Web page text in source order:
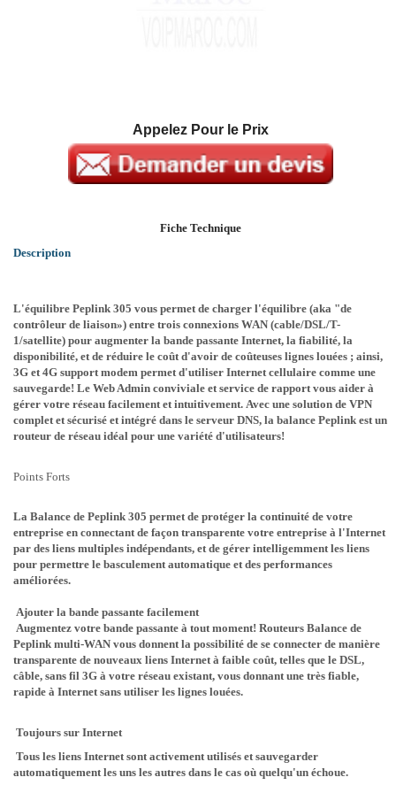
Appelez Pour le Prix
Fiche Technique
Description
L'équilibre Peplink 305 vous permet de charger l'équilibre (aka "de
contrôleur de liaison») entre trois connexions WAN (cable/DSL/T-
1/satellite) pour augmenter la bande passante Internet, la fiabilité, la
disponibilité, et de réduire le coût d'avoir de coûteuses lignes louées ; ainsi,
3G et 4G support modem permet d'utiliser Internet cellulaire comme une
sauvegarde! Le Web Admin conviviale et service de rapport vous aider à
gérer votre réseau facilement et intuitivement. Avec une solution de VPN
complet et sécurisé et intégré dans le serveur DNS, la balance Peplink est un
routeur de réseau idéal pour une variété d'utilisateurs!
Points Forts
La Balance de Peplink 305 permet de protéger la continuité de votre
entreprise en connectant de façon transparente votre entreprise à l'Internet
par des liens multiples indépendants, et de gérer intelligemment les liens
pour permettre le basculement automatique et des performances
améliorées.
Ajouter la bande passante facilement
Augmentez votre bande passante à tout moment! Routeurs Balance de
Peplink multi-WAN vous donnent la possibilité de se connecter de manière
transparente de nouveaux liens Internet à faible coût, telles que le DSL,
câble, sans fil 3G à votre réseau existant, vous donnant une très fiable,
rapide à Internet sans utiliser les lignes louées.
Toujours sur Internet
Tous les liens Internet sont activement utilisés et sauvegarder
automatiquement les uns les autres dans le cas où quelqu'un échoue.